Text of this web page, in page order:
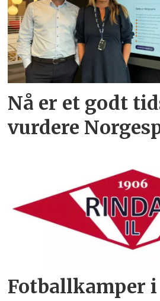
Nå er et godt
vurdere
Fotballkamper i